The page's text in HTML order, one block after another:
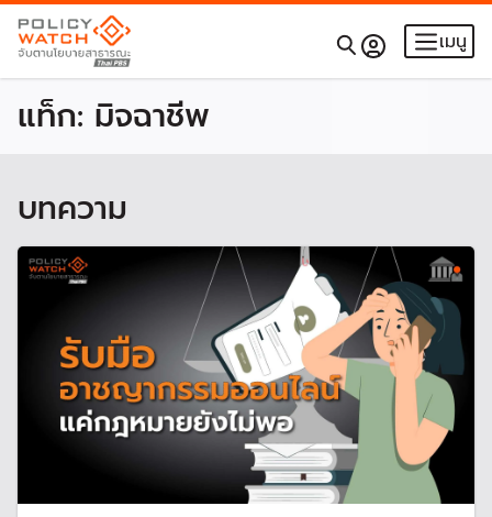
เมนู
แท็ก: มิจฉาชีพ
บทความ